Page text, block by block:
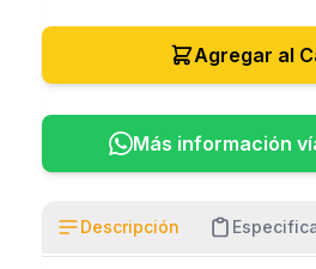
Agregar al
Más información
Descripción